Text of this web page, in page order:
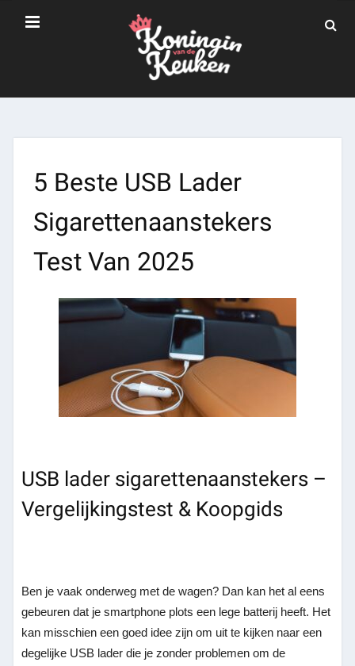
5 Beste USB Lader
Sigarettenaanstekers
Test Van 2025
USB lader sigarettenaanstekers –
Vergelijkingstest & Koopgids
Ben je vaak onderweg met de wagen? Dan kan het al eens
gebeuren dat je smartphone plots een lege batterij heeft. Het
kan misschien een goed idee zijn om uit te kijken naar een
degelijke USB lader die je zonder problemen om de